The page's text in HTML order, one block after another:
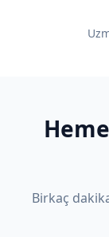
Birkaç